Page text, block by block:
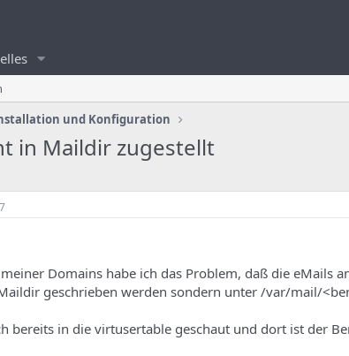
und Konfiguration
in Maildir zugestellt
Domains habe ich das Problem, daß die eMails
geschrieben werden sondern unter /var/mail/
bereits in die virtusertable geschaut und dort ist der